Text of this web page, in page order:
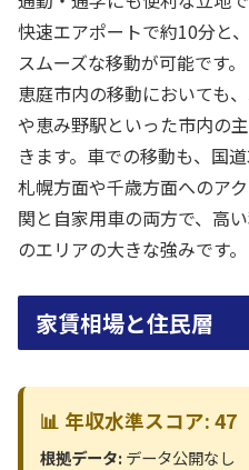
快速エアポートで約10分と
スムーズな移動が可能です。
恵庭市内の移動においても
や恵み野駅といった市内の
きます。車での移動も、国
札幌方面や千歳方面へのア
関と自家用車の両方で、高
のエリアの大きな強みです。
家賃相場と住民層
📊 年収水準スコア: 47
根拠データ:データ公開なし